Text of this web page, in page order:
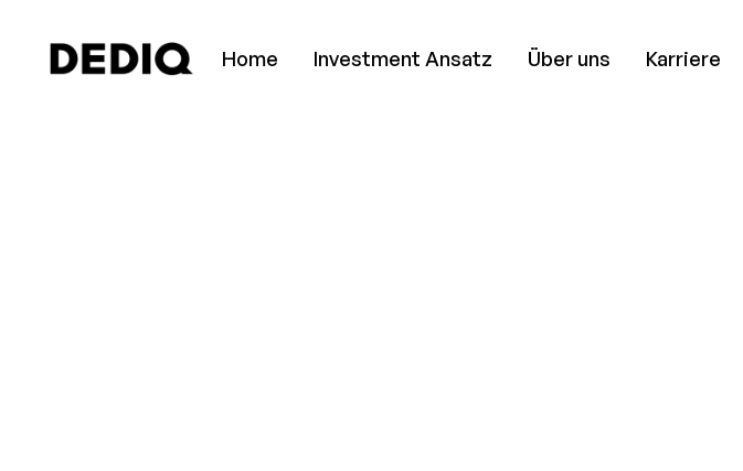
Home Investment Ansatz Über uns Karriere